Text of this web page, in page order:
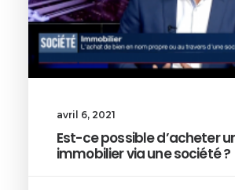
avril 6, 2021
Est-ce possible d’acheter
immobilier via une société ?